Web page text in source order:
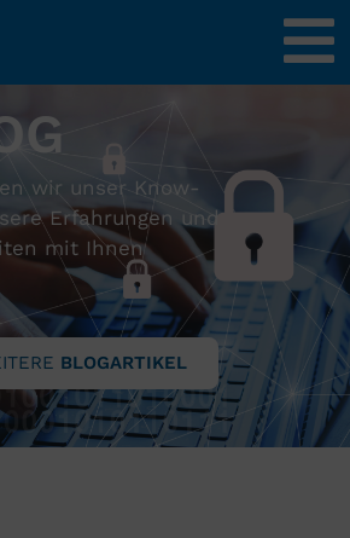
wir unser Know-
Erfahrungen und
mit Ihnen
BLOGARTIKEL